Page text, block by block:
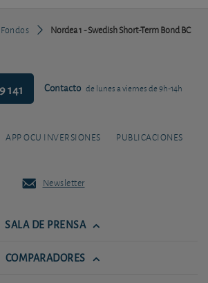
Fondos
Nordea 1 - Swedish Short-Term Bond BC
141 Contacto de lunes a viernes de 9h-14h
APP OCU INVERSIONES PUBLICACIONES
Newsletter
SALA DE PRENSA
COMPARADORES